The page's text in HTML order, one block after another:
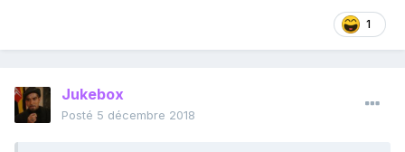
1
Jukebox
Posté 5 décembre 2018